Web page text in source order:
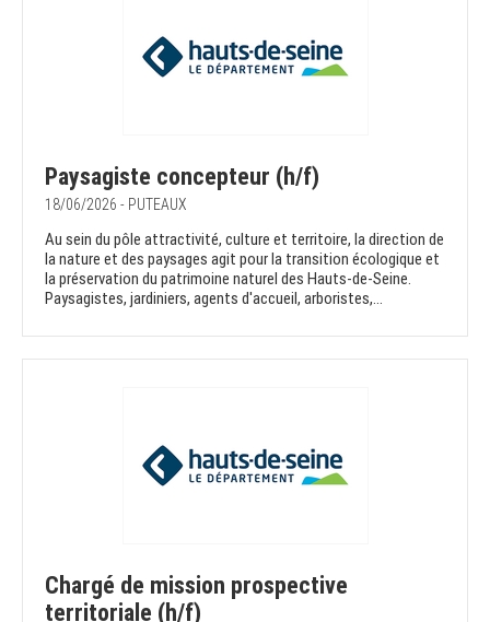
Paysagiste concepteur (h/f)
18/06/2026 - PUTEAUX
Au sein du pôle attractivité, culture et territoire, la direction de
la nature et des paysages agit pour la transition écologique et
la préservation du patrimoine naturel des Hauts-de-Seine.
Paysagistes, jardiniers, agents d'accueil, arboristes,...
Chargé de mission prospective
territoriale (h/f)